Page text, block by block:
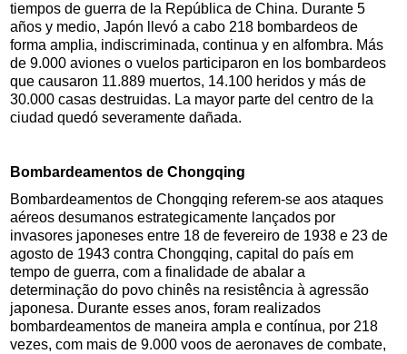
tiempos de guerra de la República de China. Durante 5
años y medio, Japón llevó a cabo 218 bombardeos de
forma amplia, indiscriminada, continua y en alfombra. Más
de 9.000 aviones o vuelos participaron en los bombardeos
que causaron 11.889 muertos, 14.100 heridos y más de
30.000 casas destruidas. La mayor parte del centro de la
ciudad quedó severamente dañada.
Bombardeamentos de Chongqing
Bombardeamentos de Chongqing referem-se aos ataques
aéreos desumanos estrategicamente lançados por
invasores japoneses entre 18 de fevereiro de 1938 e 23 de
agosto de 1943 contra Chongqing, capital do país em
tempo de guerra, com a finalidade de abalar a
determinação do povo chinês na resistência à agressão
japonesa. Durante esses anos, foram realizados
bombardeamentos de maneira ampla e contínua, por 218
vezes, com mais de 9.000 voos de aeronaves de combate,